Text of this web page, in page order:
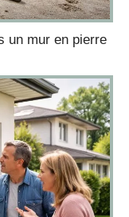
un mur en pierre